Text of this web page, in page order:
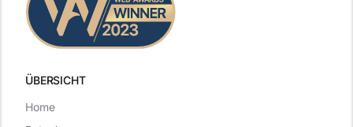
ÜBERSICHT
Home